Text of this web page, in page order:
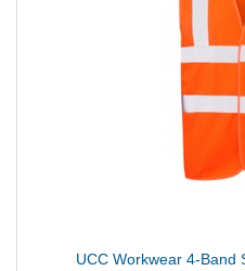
UCC Workwear 4-Band